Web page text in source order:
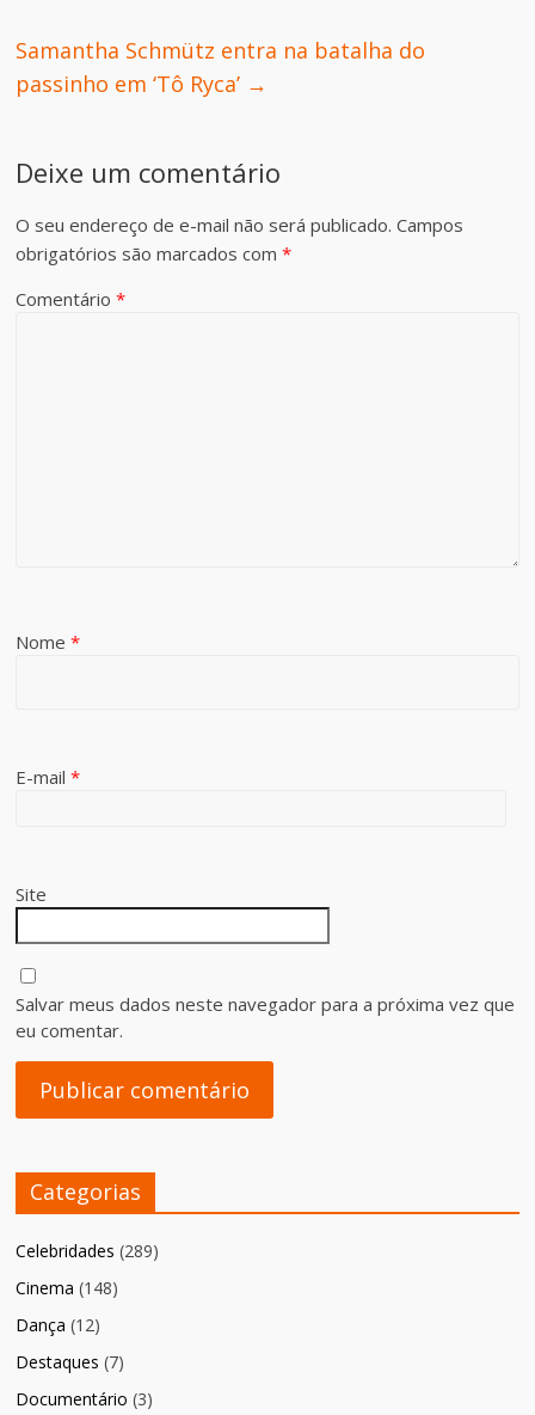
Samantha Schmütz entra na batalha do
passinho em ‘Tô Ryca’ →
Deixe um comentário
O seu endereço de e-mail não será publicado. Campos
obrigatórios são marcados com*
Comentário*
Nome*
E-mail*
Site
Salvar meus dados neste navegador para a próxima vez que
eu comentar.
Categorias
Celebridades (289)
Cinema (148)
Dança (12)
Destaques (7)
Documentário (3)